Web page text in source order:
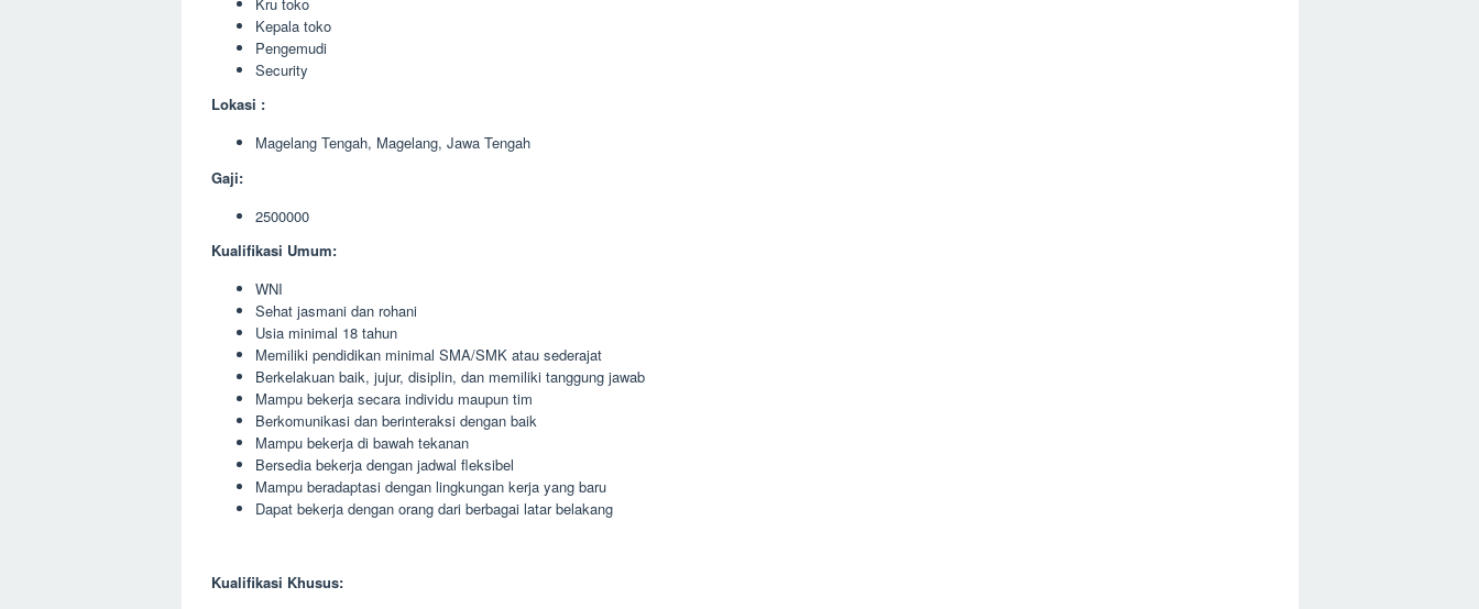
Kepala toko
Pengemudi
Security
Lokasi :
Magelang Tengah, Magelang, Jawa Tengah
Gaji:
2500000
Kualifikasi Umum:
WNI
Sehat jasmani dan rohani
Usia minimal 18 tahun
Memiliki pendidikan minimal SMA/SMK atau sederajat
Berkelakuan baik, jujur, disiplin, dan memiliki tanggung jawab
Mampu bekerja secara individu maupun tim
Berkomunikasi dan berinteraksi dengan baik
Mampu bekerja di bawah tekanan
Bersedia bekerja dengan jadwal fleksibel
Mampu beradaptasi dengan lingkungan kerja yang baru
Dapat bekerja dengan orang dari berbagai latar belakang
Kualifikasi Khusus: